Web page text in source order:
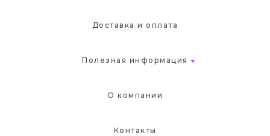
Доставка и оплата
Полезная информация
О компании
Контакты